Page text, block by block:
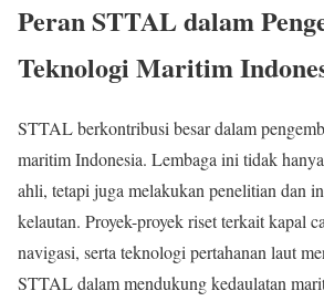
Peran STTAL dalam
Teknologi Maritim
STTAL berkontribusi besar dalam
maritim Indonesia. Lembaga ini tidak
ahli, tetapi juga melakukan penelitian dan
kelautan. Proyek-proyek riset terkait kapal
navigasi, serta teknologi pertahanan laut
STTAL dalam mendukung kedaulatan